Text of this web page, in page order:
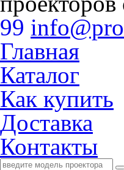
99
Главная
Каталог
Как купить
Доставка
Контакты